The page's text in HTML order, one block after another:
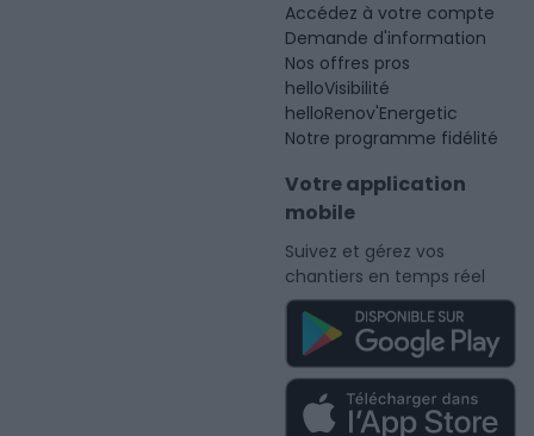
Accédez à votre compte
Demande d'information
Nos offres pros
helloVisibilité
helloRenov'Energetic
Notre programme fidélité
Votre application
mobile
Suivez et gérez vos
chantiers en temps réel